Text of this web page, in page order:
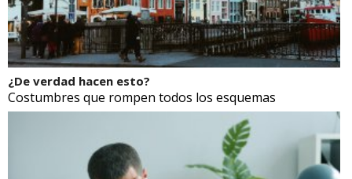
¿De verdad hacen esto?
Costumbres que rompen todos los esquemas